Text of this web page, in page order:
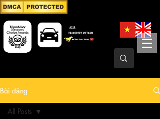
Bài đăng
All Posts